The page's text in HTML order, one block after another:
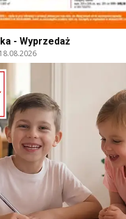
- Wyprzedaż
18.08.2026